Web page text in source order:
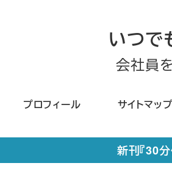
いつで
会社員
プロフィール サイトマップ
新刊『30